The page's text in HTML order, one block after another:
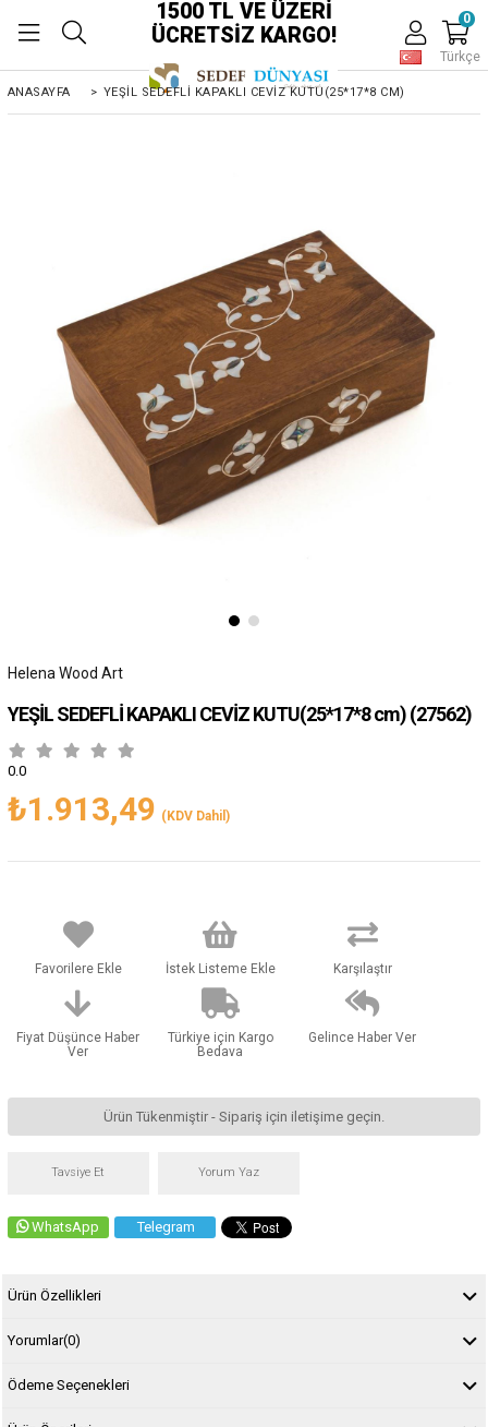
1500 TL VE ÜZERİ
ÜCRETSİZ KARGO!
Türkçe
0
ANASAYFA > YEŞİL SEDEFLİ KAPAKLI CEVİZ KUTU(25*17*8 CM)
Helena Wood Art
YEŞİL SEDEFLİ KAPAKLI CEVİZ KUTU(25*17*8 cm)(27562)
0.0
₺1.913,49 (KDV Dahil)
Favorilere Ekle İstek Listeme Ekle Karşılaştır
Fiyat Düşünce Haber
Ver
Türkiye için Kargo
Bedava
Gelince Haber Ver
Ürün Tükenmiştir - Sipariş için iletişime geçin.
Tavsiye Et Yorum Yaz
WhatsApp Telegram
Ürün Özellikleri
Yorumlar(0)
Ödeme Seçenekleri